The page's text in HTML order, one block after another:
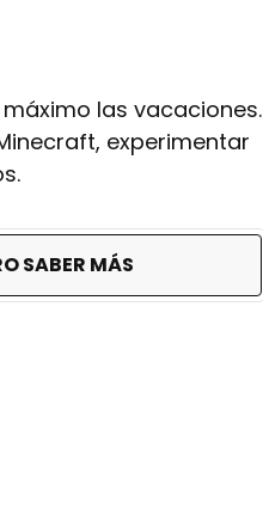
las vacaciones.
experimentar
SABER MÁS